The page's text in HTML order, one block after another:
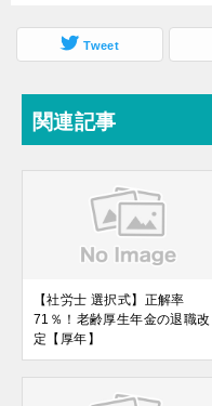
Tweet
関連記事
【社労士 選択式】正解率
71％！老齢厚生年金の退職改
定【厚年】